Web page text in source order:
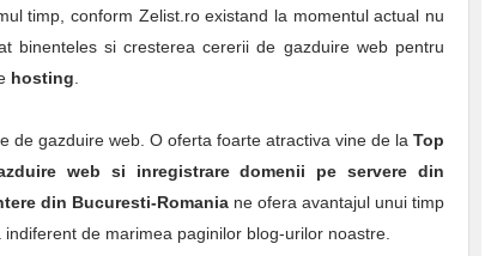
timp, conform Zelist.ro existand la momentul actual nu
binenteles si cresterea cererii de gazduire web pentru
hosting
de gazduire web. O oferta foarte atractiva vine de la Top
web si inregistrare domenii pe servere din
din Bucuresti-Romaniane ofera avantajul unui timp
de marimea paginilor blog-urilor noastre.